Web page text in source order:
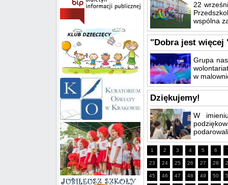
22
wspólna
"Dobra jest więcej
Grupa
w
Dziękujemy!
W
1 2 3 4 5 6
23 24 25 26 27 28
45 46 47 48 49 50